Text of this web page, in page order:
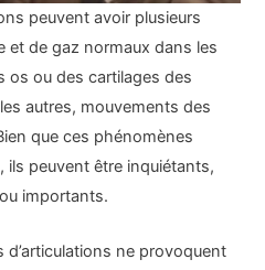
peuvent avoir plusieurs
et de gaz normaux dans les
os ou des cartilages des
autres, mouvements des
que ces phénomènes
ils peuvent être inquiétants,
importants.
d’articulations ne provoquent